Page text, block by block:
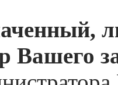
Вашего